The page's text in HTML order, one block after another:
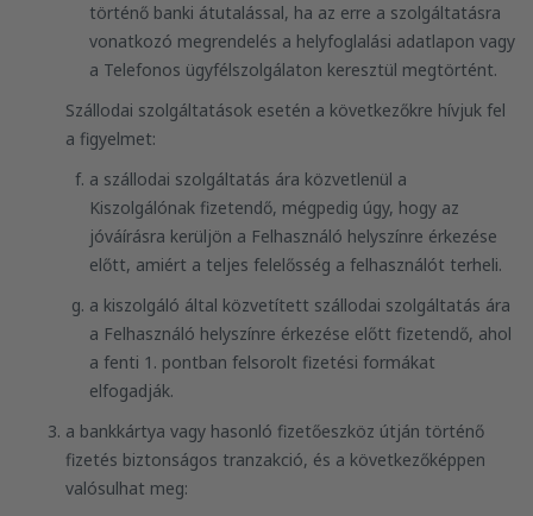
történő banki átutalással, ha az erre a szolgáltatásra
vonatkozó megrendelés a helyfoglalási adatlapon vagy
a Telefonos ügyfélszolgálaton keresztül megtörtént.
Szállodai szolgáltatások esetén a következőkre hívjuk fel
a figyelmet:
a szállodai szolgáltatás ára közvetlenül a
Kiszolgálónak fizetendő, mégpedig úgy, hogy az
jóváírásra kerüljön a Felhasználó helyszínre érkezése
előtt, amiért a teljes felelősség a felhasználót terheli.
a kiszolgáló által közvetített szállodai szolgáltatás ára
a Felhasználó helyszínre érkezése előtt fizetendő, ahol
a fenti 1. pontban felsorolt fizetési formákat
elfogadják.
a bankkártya vagy hasonló fizetőeszköz útján történő
fizetés biztonságos tranzakció, és a következőképpen
valósulhat meg: